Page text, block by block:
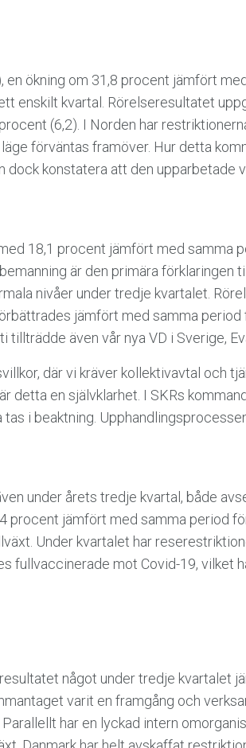
ökning om 31,8 procent jämfört
enskilt kvartal. Rörelseresultatet
(6,2). I Norden har
förväntas framöver. Hur detta
dock konstatera att den upparbetade
18,1 procent jämfört med samma
är den primära förklaringen
nivåer under tredje kvartalet.
jämfört med samma period
även vår nya VD i Sverige,
där vi kräver kollektivavtal och
detta en självklarhet. I SKRs
i beaktning.
under årets tredje kvartal, både
procent jämfört med samma period
Under kvartalet har
fullvaccinerade mot Covid-19, vilket
något under tredje kvartalet
varit en framgång och
har en lyckad intern